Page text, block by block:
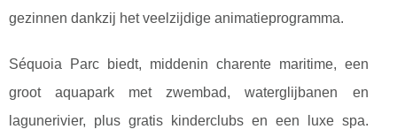
gezinnen dankzij het veelzijdige animatieprogramma.
Séquoia Parc biedt, middenin charente maritime, een
groot aquapark met zwembad, waterglijbanen en
lagunerivier, plus gratis kinderclubs en een luxe spa.